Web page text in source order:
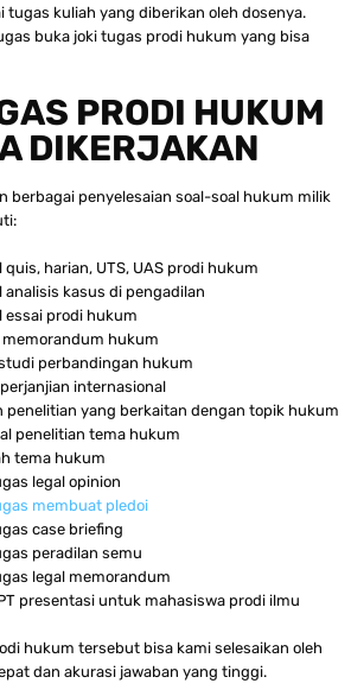
tugas kuliah yang diberikan oleh dosenya.
buka joki tugas prodi hukum yang bisa
PRODI HUKUM
DIKERJAKAN
berbagai penyelesaian soal-soal hukum milik
quis, harian, UTS, UAS prodi hukum
analisis kasus di pengadilan
essai prodi hukum
hukum
perbandingan hukum
internasional
penelitian yang berkaitan dengan topik hukum
penelitian tema hukum
tema hukum
legal opinion
membuat pledoi
case briefing
peradilan semu
legal memorandum
presentasi untuk mahasiswa prodi ilmu
hukum tersebut bisa kami selesaikan oleh
dan akurasi jawaban yang tinggi.